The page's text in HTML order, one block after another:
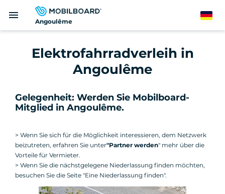
zum
Angoulême
menu German
Elektrofahrradverleih in
Angoulême
Gelegenheit: Werden Sie Mobilboard-
Mitglied in Angoulême.
> Wenn Sie sich für die Möglichkeit interessieren, dem Netzwerk
beizutreten, erfahren Sie unter"Partner werden" mehr über die
Vorteile für Vermieter.
> Wenn Sie die nächstgelegene Niederlassung finden möchten,
besuchen Sie die Seite "Eine Niederlassung finden".